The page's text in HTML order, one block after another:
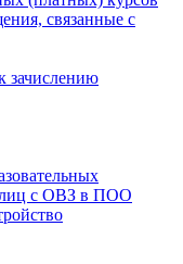
связанные с
зачислению
лиц с ОВЗ в ПОО